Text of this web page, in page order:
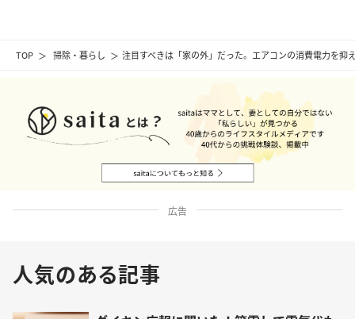
TOP 掃除・暮らし 注目すべきは「家の外」だった。エアコンの消費電力を抑
広告
人気のある記事